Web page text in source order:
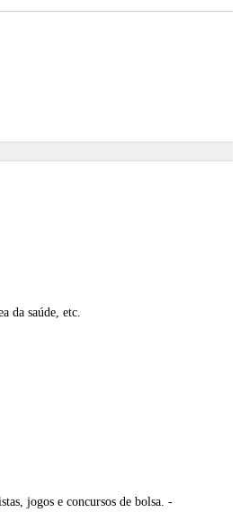
da saúde, etc.
jogos e concursos de bolsa. -